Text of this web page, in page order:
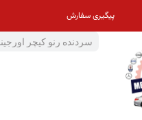
پیگیری سفارش